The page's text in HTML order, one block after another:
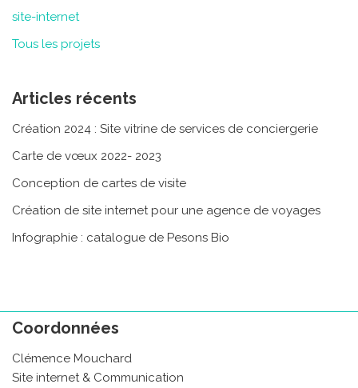
site-internet
Tous les projets
Articles récents
Création 2024 : Site vitrine de services de conciergerie
Carte de vœux 2022- 2023
Conception de cartes de visite
Création de site internet pour une agence de voyages
Infographie : catalogue de Pesons Bio
Coordonnées
Clémence Mouchard
Site internet & Communication